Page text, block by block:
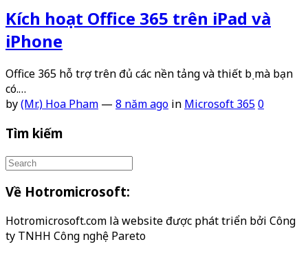
Kích hoạt Office 365 trên iPad và
iPhone
Office 365 hỗ trợ trên đủ các nền tảng và thiết bị mà bạn
có.…
by(Mr.) Hoa Pham — 8 năm ago in Microsoft 3650
Tìm kiếm
Về Hotromicrosoft:
Hotromicrosoft.com là website được phát triển bởi Công
ty TNHH Công nghệ Pareto